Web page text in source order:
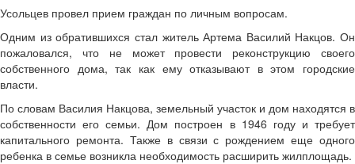
Усольцев провел прием граждан по личным вопросам.
Одним из обратившихся стал житель Артема Василий Накцов. Он
пожаловался, что не может провести реконструкцию своего
собственного дома, так как ему отказывают в этом городские
власти.
По словам Василия Накцова, земельный участок и дом находятся в
собственности его семьи. Дом построен в 1946 году и требует
капитального ремонта. Также в связи с рождением еще одного
ребенка в семье возникла необходимость расширить жилплощадь.